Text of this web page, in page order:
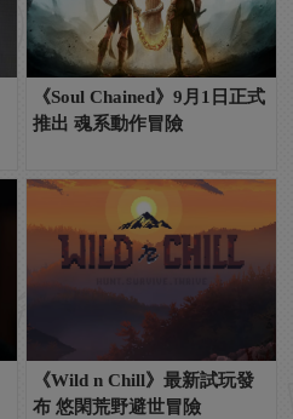
《Soul Chained》9月1日正式
推出 魂系動作冒險
《Wild n Chill》最新試玩發
布 悠閑荒野避世冒險